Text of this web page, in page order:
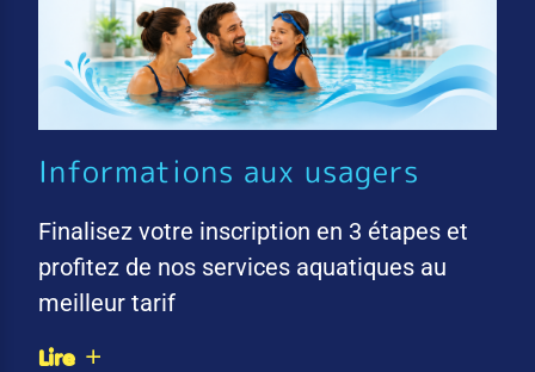
Informations aux usagers
Finalisez votre inscription en 3 étapes et
profitez de nos services aquatiques au
meilleur tarif
Lire